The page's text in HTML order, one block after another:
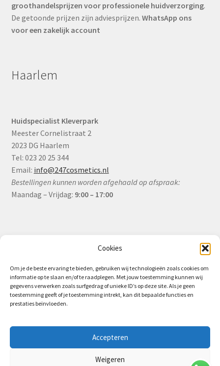
Cookies
Om je de beste ervaring te bieden, gebruiken wij technologieën zoals cookies om
informatie op te slaan en/of te raadplegen. Met jouw toestemming kunnen wij
gegevens verwerken zoals surfgedrag of unieke ID’s op deze site. Als je geen
toestemming geeft of je toestemming intrekt, kan dit bepaalde functies en
prestaties beïnvloeden.
Accepteren
Weigeren
groothandelsprijzen voor professionele huidverzorging.
De getoonde prijzen zijn adviesprijzen. WhatsApp ons
voor een zakelijk account
Haarlem
Huidspecialist Kleverpark
Meester Cornelistraat 2
2023 DG Haarlem
Tel: 023 20 25 344
Email: info@247cosmetics.nl
Bestellingen kunnen worden afgehaald op afspraak:
Maandag – Vrijdag: 9:00 – 17:00
Algemene Voorwaarden (B2B)
Privacy & Cookiebeleid